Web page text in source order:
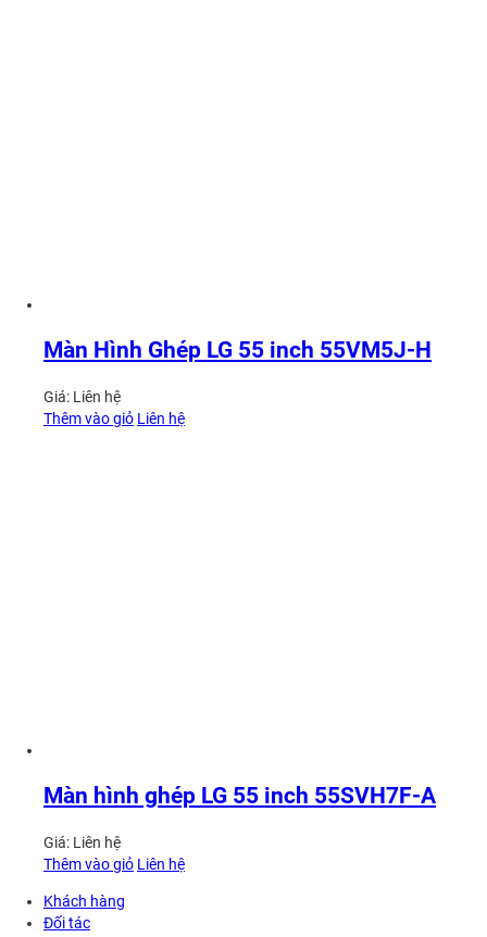
Màn Hình Ghép LG 55 inch 55VM5J-H
Giá: Liên hệ
Thêm vào giỏ Liên hệ
Màn hình ghép LG 55 inch 55SVH7F-A
Giá: Liên hệ
Thêm vào giỏ Liên hệ
Khách hàng
Đối tác